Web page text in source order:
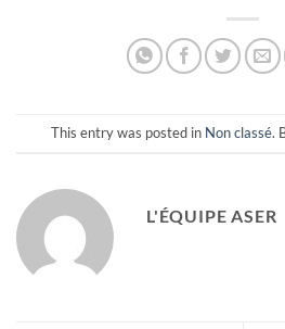
This entry was posted in Non classé.
L'ÉQUIPE ASER